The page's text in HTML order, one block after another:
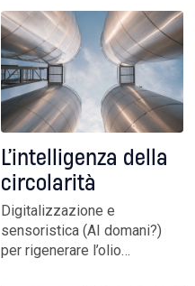
tecnologica, economica e
politica. Con l’industria
europea e italiana che vuole
essere protagonista
L’intelligenza della
circolarità
Digitalizzazione e
sensoristica (AI domani?)
per rigenerare l’olio